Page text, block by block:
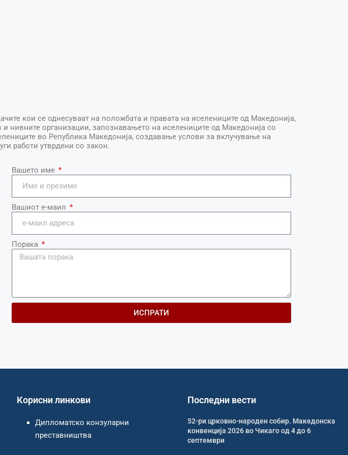
кои се однесуваат на положбата и правата на иселениците од Македонија,
нивните организации, запознавањето на иселениците од Македонија со
во Република Македонија, создавање услови за вклучување на
работи утврдени со закон.
Вашето име
Вашиот е-маил
Порака
ИСПРАТИ
Корисни линкови
Дипломатско конзуларни
преставништва
Последни вести
52-ри црковно-народен собир. Македонска
конвенција 2026 во Чикаго од 4 до 6
септември